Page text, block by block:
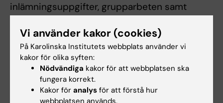
inlämningsuppgifter, grupparbeten samt
Examination
Studenterna examineras med skriftliga
inlämningsuppgifter som följs upp med
muntliga examinationer (U/G/VG) och
Vi använder kakor (cookies)
På Karolinska Institutets webbplats använder vi
kakor för olika syften:
Nödvändiga kakor för att webbplatsen ska
fungera korrekt.
Kakor för analys för att förstå hur
webbplatsen används.